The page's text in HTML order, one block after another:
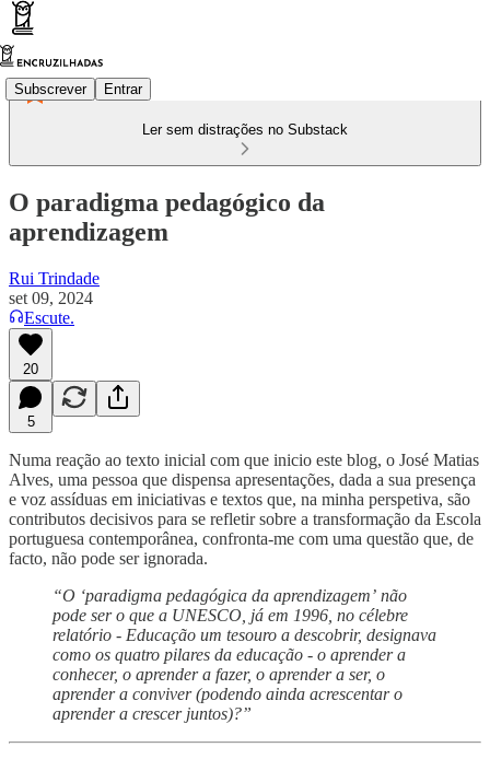
Subscrever Entrar
Ler sem distrações no Substack
O paradigma pedagógico da
aprendizagem
Rui Trindade
set 09, 2024
Escute.
20
5
Numa reação ao texto inicial com que inicio este blog, o José Matias
Alves, uma pessoa que dispensa apresentações, dada a sua presença
e voz assíduas em iniciativas e textos que, na minha perspetiva, são
contributos decisivos para se refletir sobre a transformação da Escola
portuguesa contemporânea, confronta-me com uma questão que, de
facto, não pode ser ignorada.
“O ‘paradigma pedagógica da aprendizagem’ não
pode ser o que a UNESCO, já em 1996, no célebre
relatório - Educação um tesouro a descobrir, designava
como os quatro pilares da educação - o aprender a
conhecer, o aprender a fazer, o aprender a ser, o
aprender a conviver (podendo ainda acrescentar o
aprender a crescer juntos)?”